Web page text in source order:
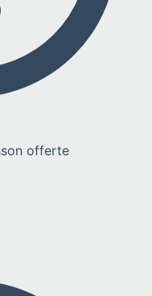
offerte